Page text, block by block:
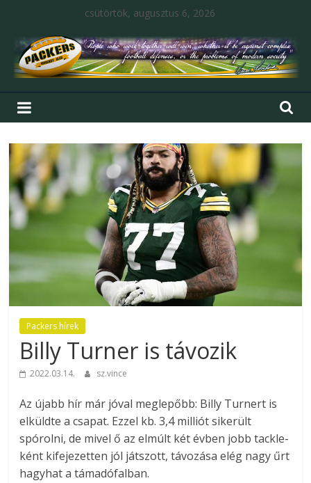
csütörtök, augusztus 6, 2026
Packers hírek
Billy Turner is távozik
2022.03.14. sz.vince
Az újabb hír már jóval meglepőbb: Billy Turnert is
elküldte a csapat. Ezzel kb. 3,4 milliót sikerült
spórolni, de mivel ő az elmúlt két évben jobb tackle-
ként kifejezetten jól játszott, távozása elég nagy űrt
hagyhat a támadófalban.